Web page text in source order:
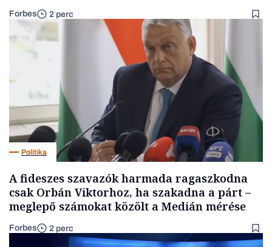
Forbes 2 perc
Politika
A fideszes szavazók harmada ragaszkodna
csak Orbán Viktorhoz, ha szakadna a párt –
meglepő számokat közölt a Medián mérése
Forbes 2 perc